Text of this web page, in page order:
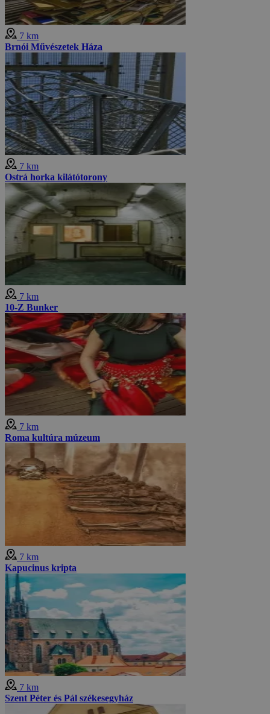
7 km
Brnói Művészetek Háza
7 km
Ostrá horka kilátótorony
7 km
10-Z Bunker
7 km
Roma kultúra múzeum
7 km
Kapucinus kripta
7 km
Szent Péter és Pál székesegyház